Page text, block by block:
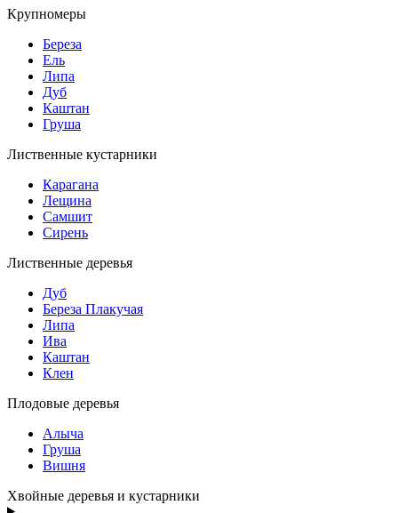
Крупномеры
Береза
Ель
Липа
Дуб
Каштан
Груша
Лиственные кустарники
Карагана
Лещина
Самшит
Сирень
Лиственные деревья
Дуб
Береза Плакучая
Липа
Ива
Каштан
Клен
Плодовые деревья
Алыча
Груша
Вишня
Хвойные деревья и кустарники